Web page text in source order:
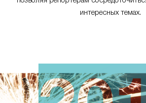
интересных темах.